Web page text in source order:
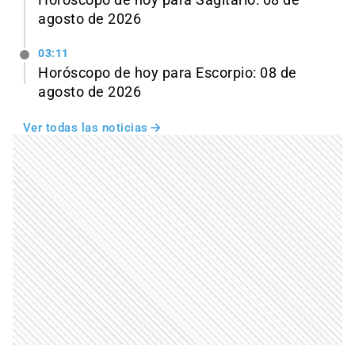
agosto de 2026
03:11
Horóscopo de hoy para Escorpio: 08 de
agosto de 2026
Ver todas las noticias